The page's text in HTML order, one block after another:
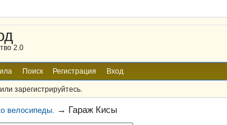
2.0
Поиск Регистрация Вход
зарегистрируйтесь.
велосипеды. → Гараж Кисы